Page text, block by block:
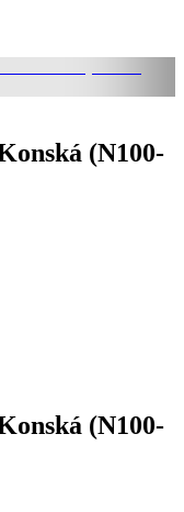
(N100-
(N100-